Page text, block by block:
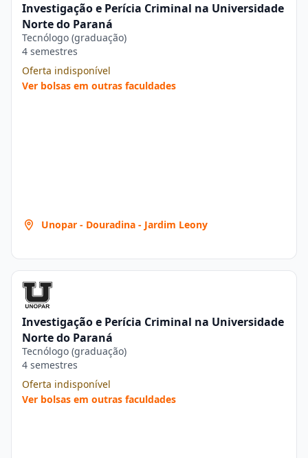
Investigação e Perícia Criminal na Universidade
Norte do Paraná
Tecnólogo (graduação)
4 semestres
Oferta indisponível
Ver bolsas em outras faculdades
Unopar - Douradina - Jardim Leony
Investigação e Perícia Criminal na Universidade
Norte do Paraná
Tecnólogo (graduação)
4 semestres
Oferta indisponível
Ver bolsas em outras faculdades